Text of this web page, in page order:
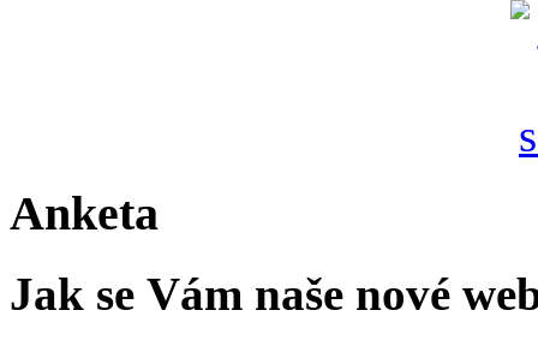
Anketa
Jak se Vám naše nové